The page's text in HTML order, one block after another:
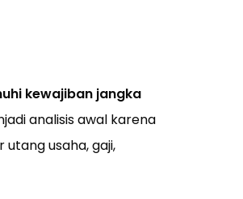
kewajiban jangka
analisis awal karena
usaha, gaji,